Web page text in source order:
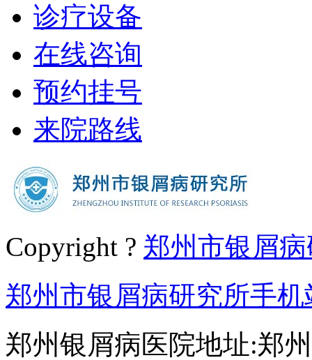
诊疗设备
在线咨询
预约挂号
来院路线
Copyright ? 郑州市银屑
郑州市银屑病研究所手机
郑州银屑病医院地址:郑